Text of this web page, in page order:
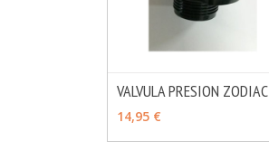
VALVULA PRESION ZODIAC
14,95 €